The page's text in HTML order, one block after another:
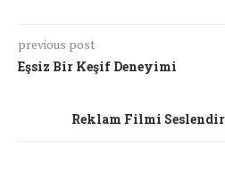
previous post
Eşsiz Bir Keşif Deneyimi
Reklam Filmi